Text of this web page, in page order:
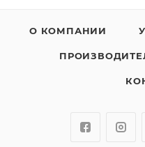
О КОМПАНИИ